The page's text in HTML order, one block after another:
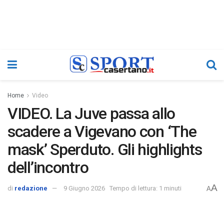
Home Video
VIDEO. La Juve passa allo
scadere a Vigevano con ‘The
mask’ Sperduto. Gli highlights
dell’incontro
di redazione 9 Giugno 2026 Tempo di lettura: 1 minuti AA